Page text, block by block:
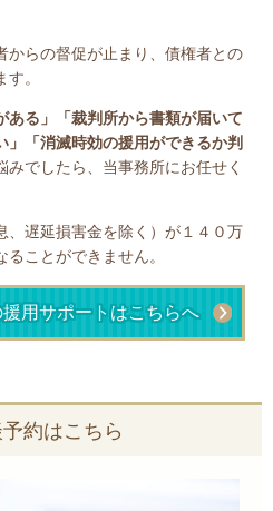
からの督促が止まり、債権者との
。
ある」
「裁判所から書類が届いて
」「消滅時効の援用ができるか判
みでしたら、当事務所にお任せく
遅延損害金を除く）が１４０万
ことができません。
用サポートはこちらへ
約はこちら